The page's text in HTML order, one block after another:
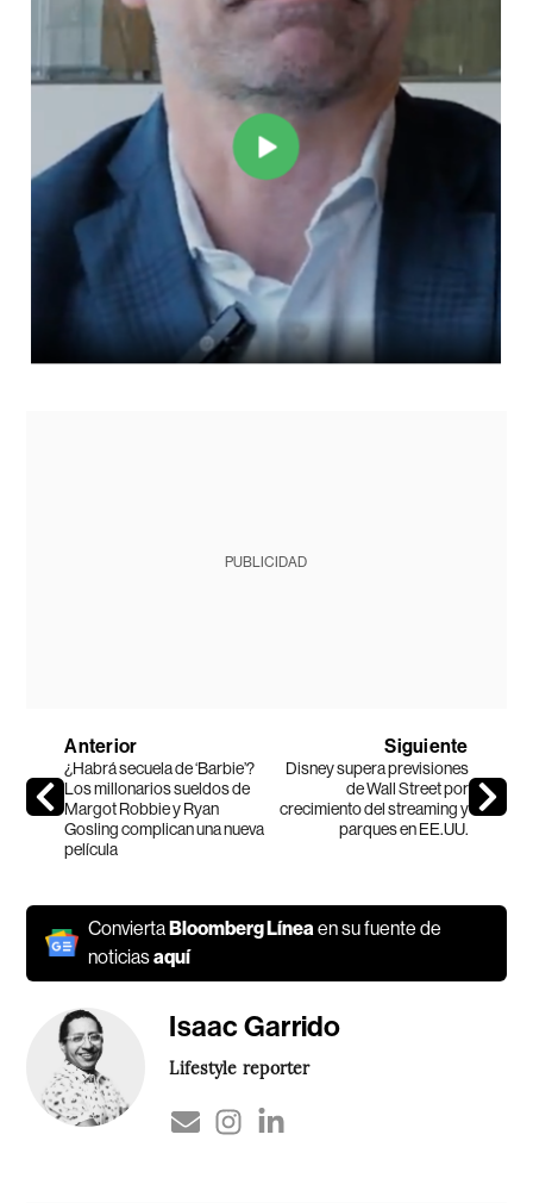
PUBLICIDAD
Anterior
¿Habrá secuela de ‘Barbie’?
Los millonarios sueldos de
Margot Robbie y Ryan
Gosling complican una nueva
película
Siguiente
Disney supera previsiones
de Wall Street por
crecimiento del streaming y
parques en EE.UU.
ConviertaBloomberg Líneaen su fuente de
noticiasaquí
Isaac Garrido
Lifestyle reporter